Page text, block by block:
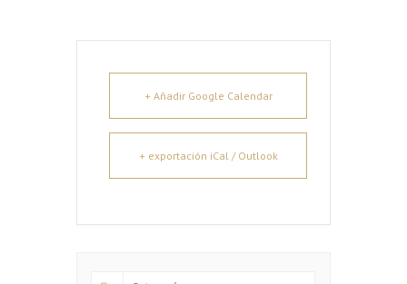
+ Añadir Google Calendar
+ exportación iCal / Outlook